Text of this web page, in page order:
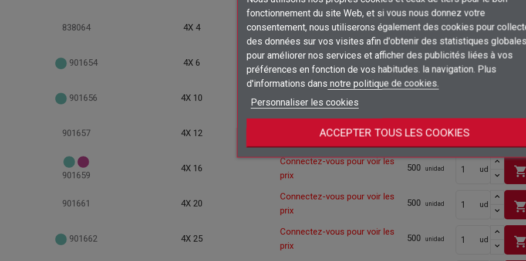
Ajouter à ma liste d'envies ×
add_circle_outline
Créer une nouvelle liste
Créer une liste d'envies ×
Nom de la liste d'envies
Annuler
Connexion
Vous devez être connecté pour ajouter des produits à votre liste d'envies.
fonctionnement du site Web, et si vous nous donnez votre
consentement, nous utiliserons également des cookies pour
des données sur vos visites afin d'obtenir des statistiques globales
pour améliorer nos services et afficher des publicités liées à vos
préférences en fonction de vos habitudes. la navigation. Plus
d'informations dans notre politique de cookies.
Personnaliser les cookies
ACCEPTER TOUS LES COOKIES
838064 4X 4
Connectez-vous pour voir les
1000 unidad ud
901654 4X 6
Connectez-vous pour voir les
prix
ud
901656 4X 10
Connectez-vous pour voir les
prix
901657 4X 12
Connectez-vous pour voir les
1000 unidad
901659
4X 16
Connectez-vous pour voir les
prix
500 unidad ud shopping_cart
901661 4X 20
Connectez-vous pour voir les
prix
500 unidad ud shopping_cart
901662 4X 25
Connectez-vous pour voir les
prix
500 unidad ud shopping_cart